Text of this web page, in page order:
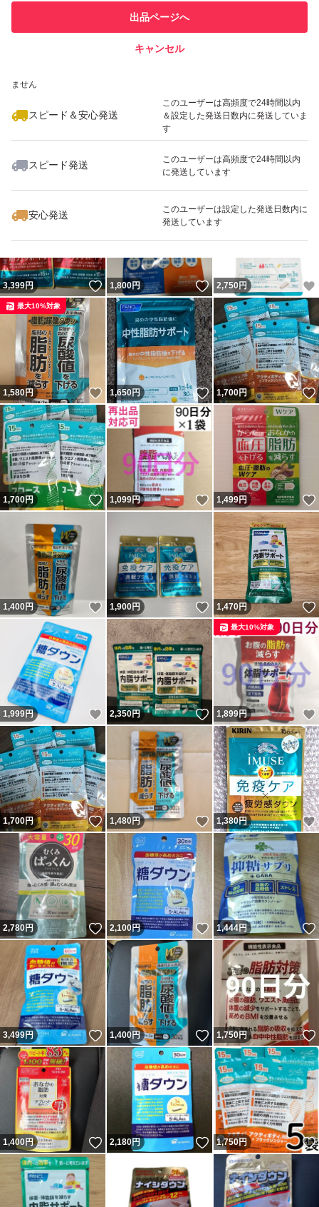
での取引実績があります
ません
スピード＆安心発送
このユーザーは高頻度で24時間以内
＆設定した発送日数内に発送していま
す
スピード発送
このユーザーは高頻度で24時間以内
に発送しています
安心発送
このユーザーは設定した発送日数内に
発送しています
出品ページへ
キャンセル
いいね！
1,450
3,399円 いいね！
1,800円 いいね！
2,750円
1,580円 いいね！
最大10%対象
1,650円 いいね！
1,700円
1,700円 いいね！
1,099円 いいね！
1,499円
1,400円 いいね！
1,900円 いいね！
1,470円
1,999円 いいね！
2,350円 いいね！
1,899円
最大10%対象
1,700円 いいね！
1,480円 いいね！
1,380円
2,780円 いいね！
2,100円 いいね！
1,444円
3,499円 いいね！
1,400円 いいね！
1,750円
1,400円 いいね！
2,180円 いいね！
1,750円